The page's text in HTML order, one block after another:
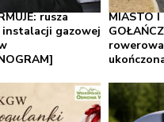
rusza
gazowej
MIASTO I